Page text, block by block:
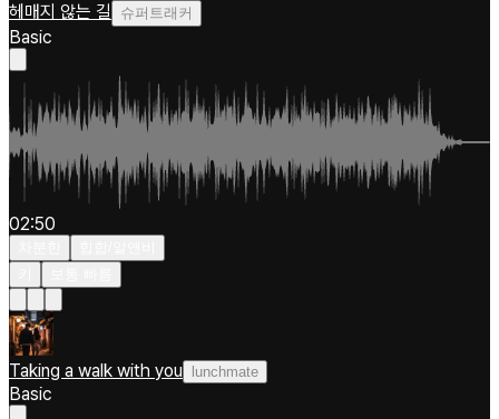
헤매지 않는 길 슈퍼트래커
Basic
02:50
Taking a walk with you lunchmate
Basic